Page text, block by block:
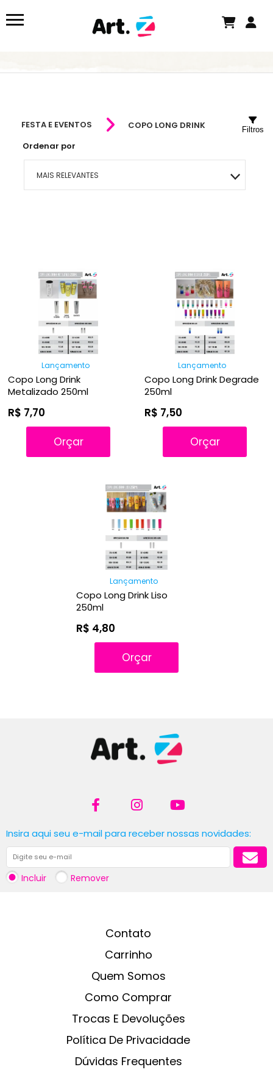
FESTA E EVENTOS
COPO LONG DRINK
Ordenar por
MAIS RELEVANTES
A - Z
Filtros
Lançamento
Copo Long Drink
Metalizado 250ml
R$ 7,70
Orçar
Lançamento
Copo Long Drink Degrade
250ml
R$ 7,50
Orçar
Lançamento
Copo Long Drink Liso
250ml
R$ 4,80
Orçar
Insira aqui seu e-mail para receber nossas novidades:
Incluir Remover
Contato
Carrinho
Quem Somos
Como Comprar
Trocas E Devoluções
Política De Privacidade
Dúvidas Frequentes